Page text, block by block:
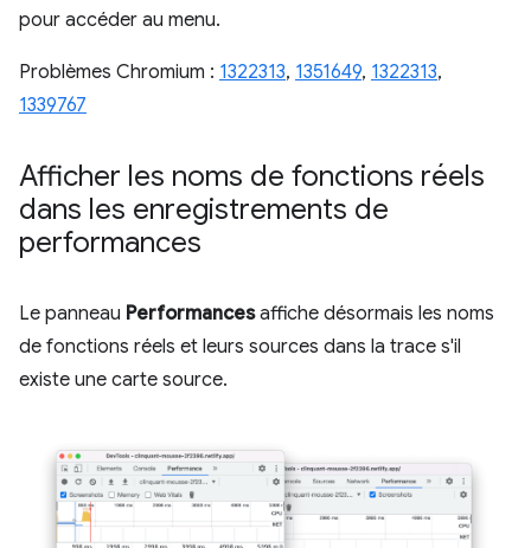
pour accéder au menu.
Problèmes Chromium : 1322313, 1351649, 1322313,
1339767
Afficher les noms de fonctions réels
dans les enregistrements de
performances
Le panneau Performancesaffiche désormais les noms
de fonctions réels et leurs sources dans la trace s'il
existe une carte source.